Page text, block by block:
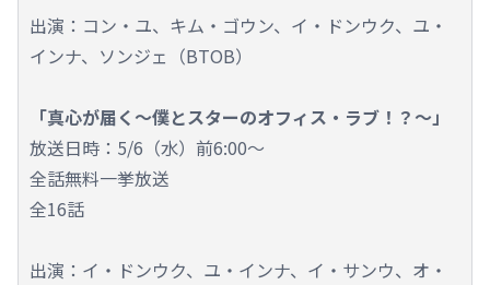
出演：コン・ユ、キム・ゴウン、イ・ドンウク、ユ・
インナ、ソンジェ（BTOB）
「真心が届く～僕とスターのオフィス・ラブ！？～」
放送日時：5/6（水）前6:00～
全話無料一挙放送
全16話
出演：イ・ドンウク、ユ・インナ、イ・サンウ、オ・